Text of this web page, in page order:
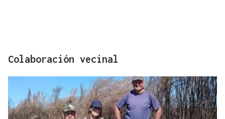
Colaboración vecinal